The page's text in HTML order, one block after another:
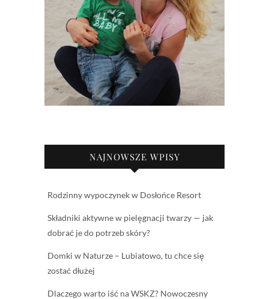
NAJNOWSZE WPISY
Rodzinny wypoczynek w Dosłońce Resort
Składniki aktywne w pielęgnacji twarzy — jak
dobrać je do potrzeb skóry?
Domki w Naturze – Lubiatowo, tu chce się
zostać dłużej
Dlaczego warto iść na WSKZ? Nowoczesny